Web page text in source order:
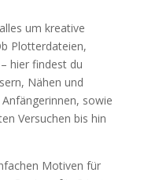
um kreative
Plotterdateien,
hier findest du
Nähen und
sowie
Versuchen bis hin
Motiven für